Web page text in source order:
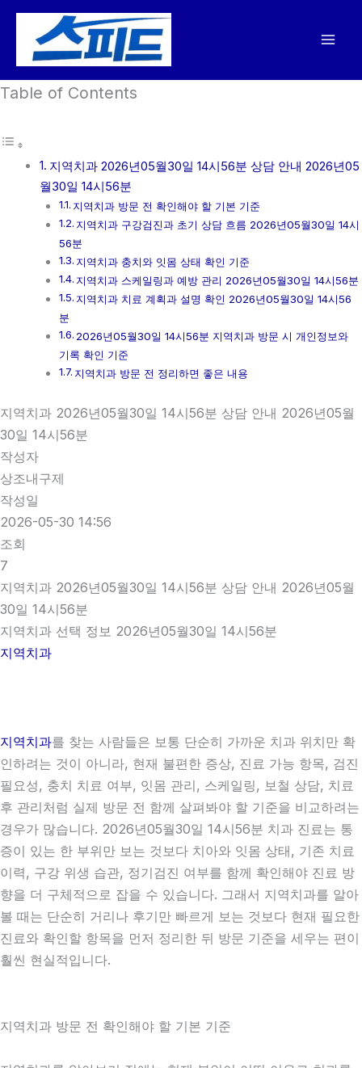
건
뛰
Table of Contents
지역치과 2026년05월30일 14시56분 상담 안내 2026년05
월30일 14시56분
지역치과 방문 전 확인해야 할 기본 기준
지역치과 구강검진과 초기 상담 흐름 2026년05월30일 14시
56분
지역치과 충치와 잇몸 상태 확인 기준
지역치과 스케일링과 예방 관리 2026년05월30일 14시56분
지역치과 치료 계획과 설명 확인 2026년05월30일 14시56
분
2026년05월30일 14시56분 지역치과 방문 시 개인정보와
기록 확인 기준
지역치과 방문 전 정리하면 좋은 내용
지역치과 2026년05월30일 14시56분 상담 안내 2026년05월
30일 14시56분
작성자
상조내구제
작성일
2026-05-30 14:56
조회
7
지역치과 2026년05월30일 14시56분 상담 안내 2026년05월
30일 14시56분
지역치과 선택 정보 2026년05월30일 14시56분
지역치과
지역치과를 찾는 사람들은 보통 단순히 가까운 치과 위치만 확
인하려는 것이 아니라, 현재 불편한 증상, 진료 가능 항목, 검진
필요성, 충치 치료 여부, 잇몸 관리, 스케일링, 보철 상담, 치료
후 관리처럼 실제 방문 전 함께 살펴봐야 할 기준을 비교하려는
경우가 많습니다. 2026년05월30일 14시56분 치과 진료는 통
증이 있는 한 부위만 보는 것보다 치아와 잇몸 상태, 기존 치료
이력, 구강 위생 습관, 정기검진 여부를 함께 확인해야 진료 방
향을 더 구체적으로 잡을 수 있습니다. 그래서 지역치과를 알아
볼 때는 단순히 거리나 후기만 빠르게 보는 것보다 현재 필요한
진료와 확인할 항목을 먼저 정리한 뒤 방문 기준을 세우는 편이
훨씬 현실적입니다.
지역치과 방문 전 확인해야 할 기본 기준